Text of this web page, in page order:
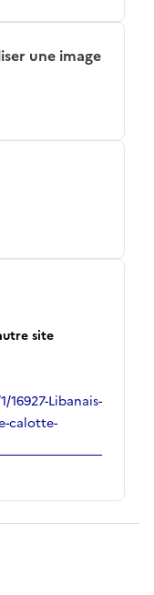
une image
site
Libanais-
calotte-